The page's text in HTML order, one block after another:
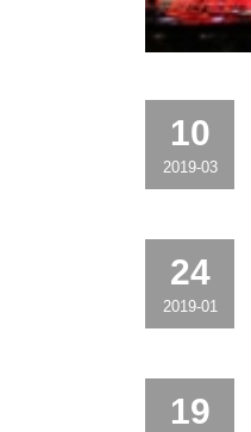
10
2019-03
24
2019-01
19